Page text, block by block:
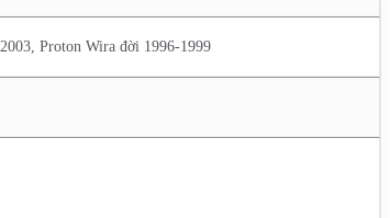
Proton Wira đời 1996-1999